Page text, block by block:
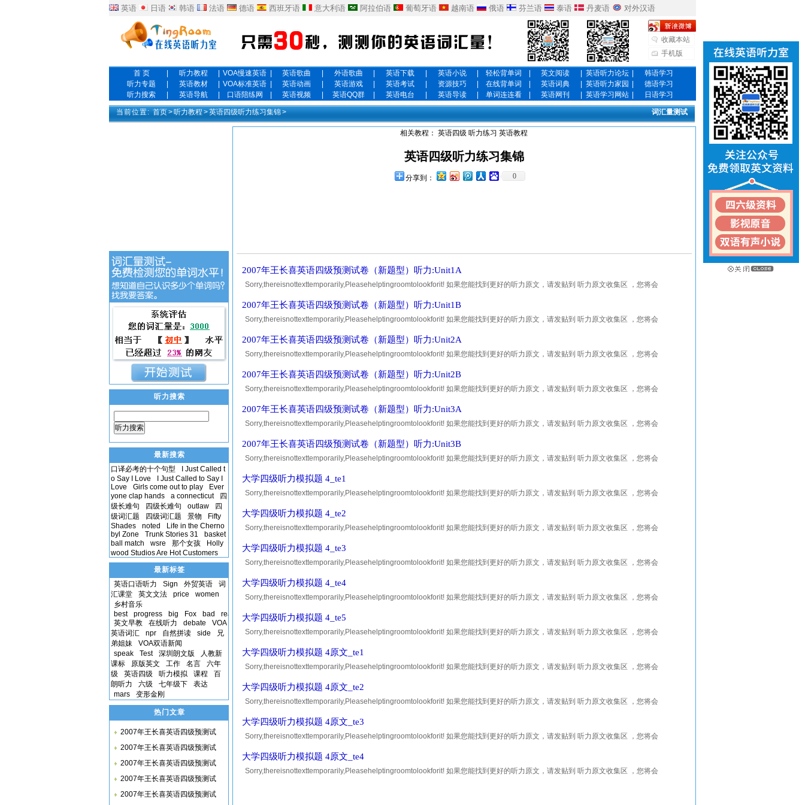
英语 日语 韩语 法语 德语 西班牙语 意大利语 阿拉伯语 葡萄牙语 越南语 俄语 芬兰语 泰语 丹麦语 对外汉语
收藏本站
手机版
首 页 听力教程 VOA慢速英语 英语歌曲 外语歌曲 英语下载 英语小说 轻松背单词 英文阅读 英语听力论坛
韩语学习
听力专题
英语教材 VOA标准英语 英语动画 英语游戏 英语考试 资源技巧 在线背单词 英语词典 英语听力家园
德语学习
听力搜索
英语导航 口语陪练网 英语视频 英语QQ群 英语电台 英语导读 单词连连看 英语网刊 英语学习网站 日语学习
词汇量测试
当前位置: 首页>听力教程 >英语四级听力练习集锦>
相关教程：英语四级 听力练习 英语教程
英语四级听力练习集锦
分享到： 0
2007年王长喜英语四级预测试卷（新题型）听力:Unit1A
Sorry,thereisnottexttemporarily,Pleasehelptingroomtolookforit! 如果您能找到更好的听力原文，请发贴到 听力原文收集区 ，您将会
2007年王长喜英语四级预测试卷（新题型）听力:Unit1B
Sorry,thereisnottexttemporarily,Pleasehelptingroomtolookforit! 如果您能找到更好的听力原文，请发贴到 听力原文收集区 ，您将会
2007年王长喜英语四级预测试卷（新题型）听力:Unit2A
Sorry,thereisnottexttemporarily,Pleasehelptingroomtolookforit! 如果您能找到更好的听力原文，请发贴到 听力原文收集区 ，您将会
2007年王长喜英语四级预测试卷（新题型）听力:Unit2B
Sorry,thereisnottexttemporarily,Pleasehelptingroomtolookforit! 如果您能找到更好的听力原文，请发贴到 听力原文收集区 ，您将会
2007年王长喜英语四级预测试卷（新题型）听力:Unit3A
Sorry,thereisnottexttemporarily,Pleasehelptingroomtolookforit! 如果您能找到更好的听力原文，请发贴到 听力原文收集区 ，您将会
2007年王长喜英语四级预测试卷（新题型）听力:Unit3B
Sorry,thereisnottexttemporarily,Pleasehelptingroomtolookforit! 如果您能找到更好的听力原文，请发贴到 听力原文收集区 ，您将会
大学四级听力模拟题 4_te1
Sorry,thereisnottexttemporarily,Pleasehelptingroomtolookforit! 如果您能找到更好的听力原文，请发贴到 听力原文收集区 ，您将会
大学四级听力模拟题 4_te2
Sorry,thereisnottexttemporarily,Pleasehelptingroomtolookforit! 如果您能找到更好的听力原文，请发贴到 听力原文收集区 ，您将会
大学四级听力模拟题 4_te3
Sorry,thereisnottexttemporarily,Pleasehelptingroomtolookforit! 如果您能找到更好的听力原文，请发贴到 听力原文收集区 ，您将会
大学四级听力模拟题 4_te4
Sorry,thereisnottexttemporarily,Pleasehelptingroomtolookforit! 如果您能找到更好的听力原文，请发贴到 听力原文收集区 ，您将会
大学四级听力模拟题 4_te5
Sorry,thereisnottexttemporarily,Pleasehelptingroomtolookforit! 如果您能找到更好的听力原文，请发贴到 听力原文收集区 ，您将会
大学四级听力模拟题 4原文_te1
Sorry,thereisnottexttemporarily,Pleasehelptingroomtolookforit! 如果您能找到更好的听力原文，请发贴到 听力原文收集区 ，您将会
大学四级听力模拟题 4原文_te2
Sorry,thereisnottexttemporarily,Pleasehelptingroomtolookforit! 如果您能找到更好的听力原文，请发贴到 听力原文收集区 ，您将会
大学四级听力模拟题 4原文_te3
Sorry,thereisnottexttemporarily,Pleasehelptingroomtolookforit! 如果您能找到更好的听力原文，请发贴到 听力原文收集区 ，您将会
大学四级听力模拟题 4原文_te4
Sorry,thereisnottexttemporarily,Pleasehelptingroomtolookforit! 如果您能找到更好的听力原文，请发贴到 听力原文收集区 ，您将会
听力搜索
听力搜索
最新搜索
口译必考的十个句型
I Just Called t
o Say I Love
I Just Called to Say I
Love
Girls come out to play
Ever
yone clap hands
a connecticut
四
级长难句
四级长难句 outlaw
四
级词汇题
四级词汇题 景物
Fifty
Shades
noted
Life in the Cherno
byl Zone
Trunk Stories 31
basket
ball match
wsre 那个女孩
Holly
wood Studios Are Hot Customers
最新标签
英语口语听力
Sign 外贸英语
词
汇课堂
英文文法 price
women
乡村音乐
best
progress big Fox bad
read
英文早教
在线听力 debate
VOA
英语词汇
npr 自然拼读 side
兄
弟姐妹
VOA双语新闻
speak
Test 深圳朗文版
人教新
课标
原版英文 工作 名言
六年
级
英语四级 听力模拟 课程
百
朗听力
六级 七年级下
表达
mars
变形金刚
热门文章
2007年王长喜英语四级预测试
2007年王长喜英语四级预测试
2007年王长喜英语四级预测试
2007年王长喜英语四级预测试
2007年王长喜英语四级预测试